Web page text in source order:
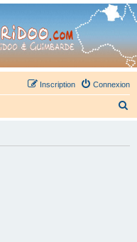
la communauté.
Connexion
Inscription